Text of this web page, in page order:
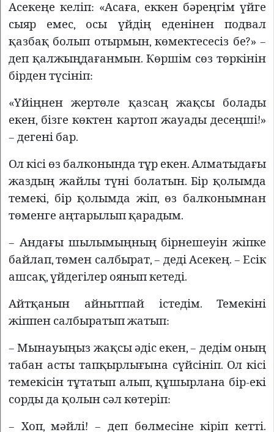
Асекеңе келіп: «Асаға, еккен бәреңгім үйге
сыяр емес, осы үйдің еденінен подвал
қазбақ болып отырмын, көмектесесіз бе?» –
деп қалжыңдағанмын. Көршім сөз төркінін
бірден түсініп:
«Үйіңнен жертөле қазсаң жақсы болады
екен, бізге көктен картоп жауады десеңші!»
– дегені бар.
Ол кісі өз балконында тұр екен. Алматыдағы
жаздың жайлы түні болатын. Бір қолымда
темекі, бір қолымда жіп, өз балконымнан
төменге аңтарылып қарадым.
– Андағы шылымыңның бірнешеуін жіпке
байлап, төмен салбырат, – деді Асекең. – Есік
ашсақ, үйдегілер оянып кетеді.
Айтқанын айнытпай істедім. Темекіні
жіппен салбыратып жатып:
– Мынауыңыз жақсы әдіс екен, – дедім оның
табан асты тапқырлығына сүйсініп. Ол кісі
темекісін тұтатып алып, құшырлана бір-екі
сорды да қолын сәл көтеріп:
– Хоп, мәйлі! – деп бөлмесіне кіріп кетті.